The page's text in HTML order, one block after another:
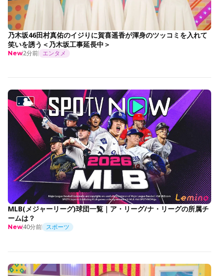
乃木坂46田村真佑のイジりに賀喜遥香が渾身のツッコミを入れて
笑いを誘う＜乃木坂工事延長中＞
New2分前 エンタメ
MLB(メジャーリーグ)球団一覧｜ア・リーグ/ナ・リーグの所属チ
ームは？
New40分前 スポーツ